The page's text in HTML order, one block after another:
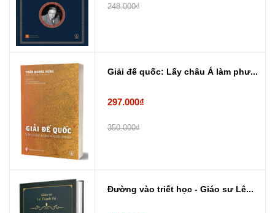
248.000₫
Giải đế quốc: Lấy châu Á làm phư...
297.000₫
350.000₫
Đường vào triết học - Giáo sư Lê...